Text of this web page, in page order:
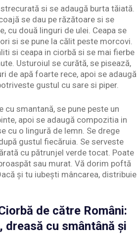
si se adaugă burta tăiată.
se dau pe răzătoare si se
cu două linguri de ulei. Ceapa se
si se pune la călit peste morcovi.
si ceapa in ciorbă si se mai fierbe
Usturoiul se curătă, se pisează,
de apă foarte rece, apoi se adaugă
gustul cu sare si piper.
cu smantană, se pune peste un
apoi se adaugă compozitia in
cu o lingură de lemn. Se drege
gustul fiecăruia. Se serveste
cu pătrunjel verde tocat. Poate
sau murat. Vă dorim poftă
și tu iubești mâncarea, distribuie
de către Români:
dreasă cu smântână și